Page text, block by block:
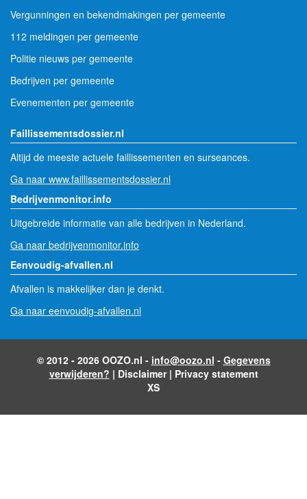
Vergunningen en bekendmakingen per gemeente
112 meldingen per gemeente
Politie nieuws per gemeente
Bedrijven per gemeente
Evenementen per gemeente
Faillissementsdossier.nl
Altijd de meeste actuele faillissementen en surseances.
Ga naar www.faillissementsdossier.nl
Bedrijvenmonitor.info
Uitgebreide informatie van alle bedrijven in Nederland.
Ga naar bedrijvenmonitor.info
Eenvoudig-afvallen.nl
Afvallen is makkelijker dan je denkt.
Ga naar eenvoudig-afvallen.nl
© 2012 - 2026 OOZO.nl - info@oozo.nl - Gegevens
verwijderen? | Disclaimer| Privacy statement
XS